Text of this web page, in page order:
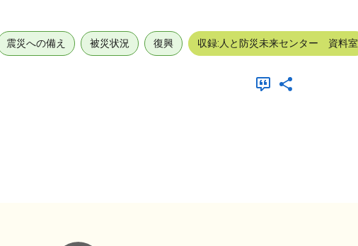
震災への備え 被災状況 復興 収録:人と防災未来センター 資料室